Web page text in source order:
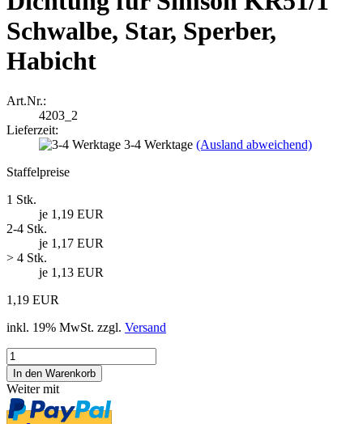
Schwalbe, Star, Sperber,
Habicht
Art.Nr.:
4203_2
Lieferzeit:
3-4 Werktage (Ausland abweichend)
Staffelpreise
1 Stk.
je 1,19 EUR
2-4 Stk.
je 1,17 EUR
> 4 Stk.
je 1,13 EUR
1,19 EUR
inkl. 19% MwSt. zzgl. Versand
Weiter mit